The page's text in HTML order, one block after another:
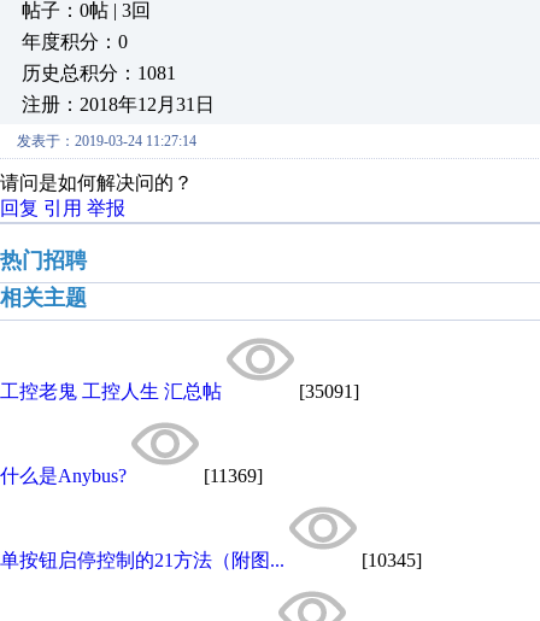
帖子：0帖 | 3回
年度积分：0
历史总积分：1081
注册：2018年12月31日
发表于：2019-03-24 11:27:14
请问是如何解决问的？
回复 引用 举报
热门招聘
相关主题
工控老鬼 工控人生 汇总帖 [35091]
什么是Anybus? [11369]
单按钮启停控制的21方法（附图... [10345]